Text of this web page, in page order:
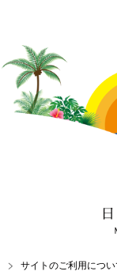
サイトのご利用につい